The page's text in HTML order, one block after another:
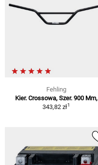
Fehling
Kier. Crossowa, Szer. 900 Mm,
343,82 zł1